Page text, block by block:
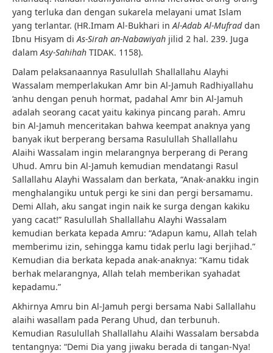
yang terluka dan dengan sukarela melayani umat Islam
yang terlantar. (HR.Imam Al-Bukhari inAl-Adab Al-Mufraddan
Ibnu Hisyam diAs-Sirah an-Nabawiyah jilid 2 hal. 239. Juga
dalamAsy-Sahihah TIDAK. 1158).
Dalam pelaksanaannya Rasulullah Shallallahu Alayhi
Wassalam memperlakukan Amr bin Al-Jamuh Radhiyallahu
‘anhu dengan penuh hormat, padahal Amr bin Al-Jamuh
adalah seorang cacat yaitu kakinya pincang parah. Amru
bin Al-Jamuh menceritakan bahwa keempat anaknya yang
banyak ikut berperang bersama Rasulullah Shallallahu
Alaihi Wassalam ingin melarangnya berperang di Perang
Uhud. Amru bin Al-Jamuh kemudian mendatangi Rasul
Sallallahu Alayhi Wassalam dan berkata, “Anak-anakku ingin
menghalangiku untuk pergi ke sini dan pergi bersamamu.
Demi Allah, aku sangat ingin naik ke surga dengan kakiku
yang cacat!” Rasulullah Shallallahu Alayhi Wassalam
kemudian berkata kepada Amru: “Adapun kamu, Allah telah
memberimu izin, sehingga kamu tidak perlu lagi berjihad.”
Kemudian dia berkata kepada anak-anaknya: “Kamu tidak
berhak melarangnya, Allah telah memberikan syahadat
kepadamu.”
Akhirnya Amru bin Al-Jamuh pergi bersama Nabi Sallallahu
alaihi wasallam pada Perang Uhud, dan terbunuh.
Kemudian Rasulullah Shallallahu Alaihi Wassalam bersabda
tentangnya: “Demi Dia yang jiwaku berada di tangan-Nya!